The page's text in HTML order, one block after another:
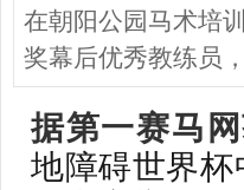
在朝阳公园马术培
奖幕后优秀教练员
据第一赛马
地障碍世界